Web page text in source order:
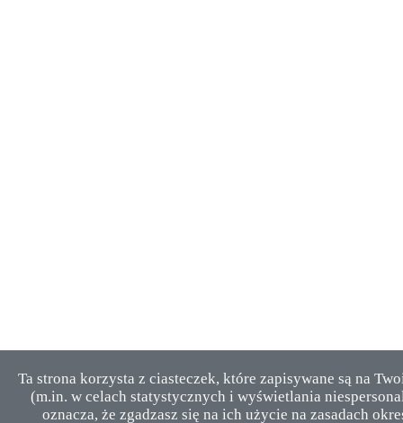
Ta strona korzysta z ciasteczek, które zapisywane są na
(m.in. w celach statystycznych i wyświetlania
oznacza, że zgadzasz się na ich użycie na zasadach